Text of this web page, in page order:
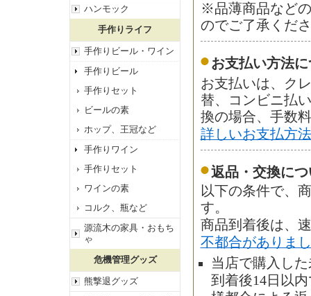
ハンモック
手作りライフ
手作りビール・ワイン
手作りビール
手作りセット
ビールの素
ホップ、王冠など
手作りワイン
手作りセット
ワインの素
コルク、瓶など
源流木の家具・おもち
ゃ
危機管理グッズ
熊撃退グッズ
※品薄商品など
のでご了承くだ
お支払い方法
お支払いは、ク
替、コンビニ払
換の場合、手数
詳しいお支払方
返品・交換につ
以下の条件で、
す。
商品到着後は、
不都合がありま
当店で購入し
到着後14日以